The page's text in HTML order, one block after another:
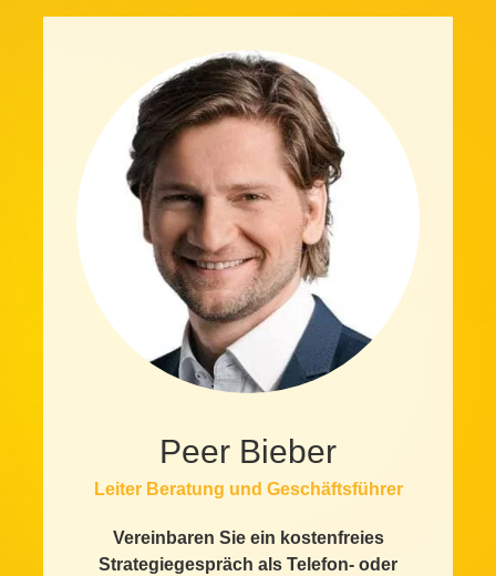
Peer Bieber
Leiter Beratung und Geschäftsführer
Vereinbaren Sie ein kostenfreies
Strategiegespräch als Telefon- oder